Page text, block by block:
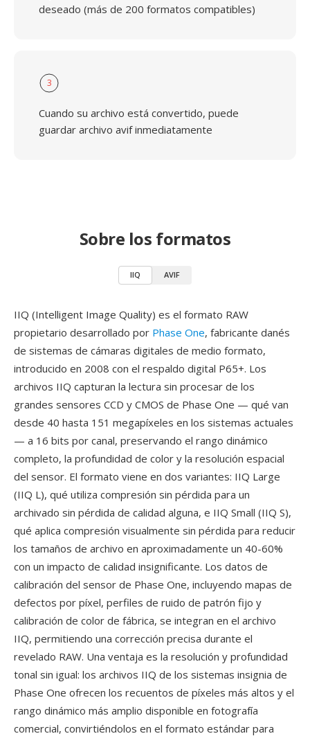
deseado (más de 200 formatos compatibles)
3
Cuando su archivo está convertido, puede
guardar archivo avif inmediatamente
Sobre los formatos
IIQ AVIF
IIQ (Intelligent Image Quality) es el formato RAW
propietario desarrollado por Phase One, fabricante danés
de sistemas de cámaras digitales de medio formato,
introducido en 2008 con el respaldo digital P65+. Los
archivos IIQ capturan la lectura sin procesar de los
grandes sensores CCD y CMOS de Phase One — qué van
desde 40 hasta 151 megapíxeles en los sistemas actuales
— a 16 bits por canal, preservando el rango dinámico
completo, la profundidad de color y la resolución espacial
del sensor. El formato viene en dos variantes: IIQ Large
(IIQ L), qué utiliza compresión sin pérdida para un
archivado sin pérdida de calidad alguna, e IIQ Small (IIQ S),
qué aplica compresión visualmente sin pérdida para reducir
los tamaños de archivo en aproximadamente un 40-60%
con un impacto de calidad insignificante. Los datos de
calibración del sensor de Phase One, incluyendo mapas de
defectos por píxel, perfiles de ruido de patrón fijo y
calibración de color de fábrica, se integran en el archivo
IIQ, permitiendo una corrección precisa durante el
revelado RAW. Una ventaja es la resolución y profundidad
tonal sin igual: los archivos IIQ de los sistemas insignia de
Phase One ofrecen los recuentos de píxeles más altos y el
rango dinámico más amplio disponible en fotografía
comercial, convirtiéndolos en el formato estándar para